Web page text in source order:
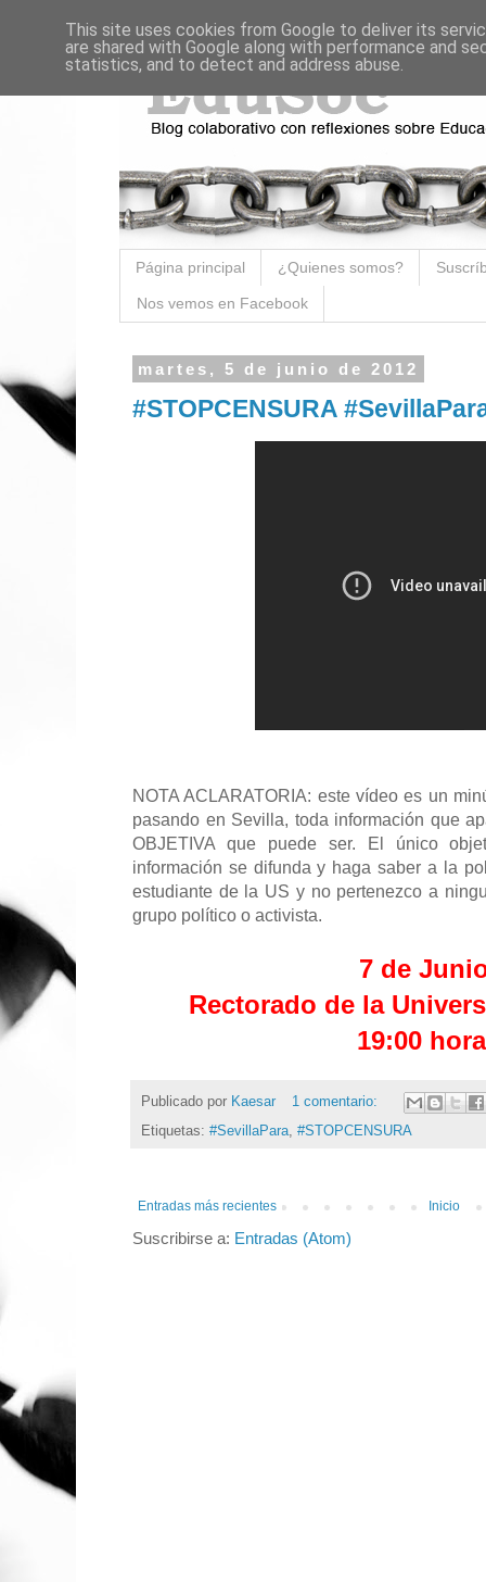
Página principal ¿Quienes somos?
Nos vemos en Facebook
martes, 5 de junio de 2012
#STOPCENSURA
NOTA ACLARATORIA: este vídeo es un
pasando en Sevilla, toda información que
OBJETIVA que puede ser. El único
información se difunda y haga saber a la
estudiante de la US y no pertenezco a
grupo político o activista.
7 de
Rectorado de la
19:00
Publicado por Kaesar
1 comentario:
Etiquetas: #SevillaPara #STOPCENSURA
Entradas más recientes Inicio
Suscribirse a: Entradas (Atom)
This site uses cookies from Google to deliver its
are shared with Google along with performance and
statistics, and to detect and address abuse.